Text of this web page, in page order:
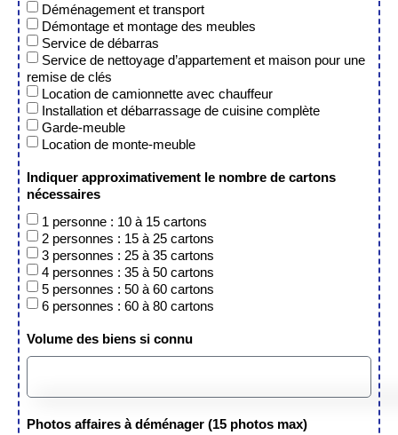
Déménagement et transport
Démontage et montage des meubles
Service de débarras
Service de nettoyage d’appartement et maison pour une
remise de clés
Location de camionnette avec chauffeur
Installation et débarrassage de cuisine complète
Garde-meuble
Location de monte-meuble
Indiquer approximativement le nombre de cartons
nécessaires
1 personne : 10 à 15 cartons
2 personnes : 15 à 25 cartons
3 personnes : 25 à 35 cartons
4 personnes : 35 à 50 cartons
5 personnes : 50 à 60 cartons
6 personnes : 60 à 80 cartons
Volume des biens si connu
Photos affaires à déménager (15 photos max)